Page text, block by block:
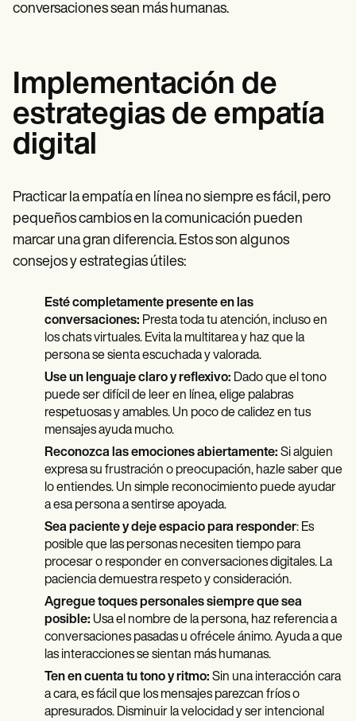
conversaciones sean más humanas.
Implementación de
estrategias de empatía
digital
Practicar la empatía en línea no siempre es fácil, pero
pequeños cambios en la comunicación pueden
marcar una gran diferencia. Estos son algunos
consejos y estrategias útiles:
Esté completamente presente en las
conversaciones: Presta toda tu atención, incluso en
los chats virtuales. Evita la multitarea y haz que la
persona se sienta escuchada y valorada.
Use un lenguaje claro y reflexivo: Dado que el tono
puede ser difícil de leer en línea, elige palabras
respetuosas y amables. Un poco de calidez en tus
mensajes ayuda mucho.
Reconozca las emociones abiertamente: Si alguien
expresa su frustración o preocupación, hazle saber que
lo entiendes. Un simple reconocimiento puede ayudar
a esa persona a sentirse apoyada.
Sea paciente y deje espacio para responder: Es
posible que las personas necesiten tiempo para
procesar o responder en conversaciones digitales. La
paciencia demuestra respeto y consideración.
Agregue toques personales siempre que sea
posible: Usa el nombre de la persona, haz referencia a
conversaciones pasadas u ofrécele ánimo. Ayuda a que
las interacciones se sientan más humanas.
Ten en cuenta tu tono y ritmo: Sin una interacción cara
a cara, es fácil que los mensajes parezcan fríos o
apresurados. Disminuir la velocidad y ser intencional